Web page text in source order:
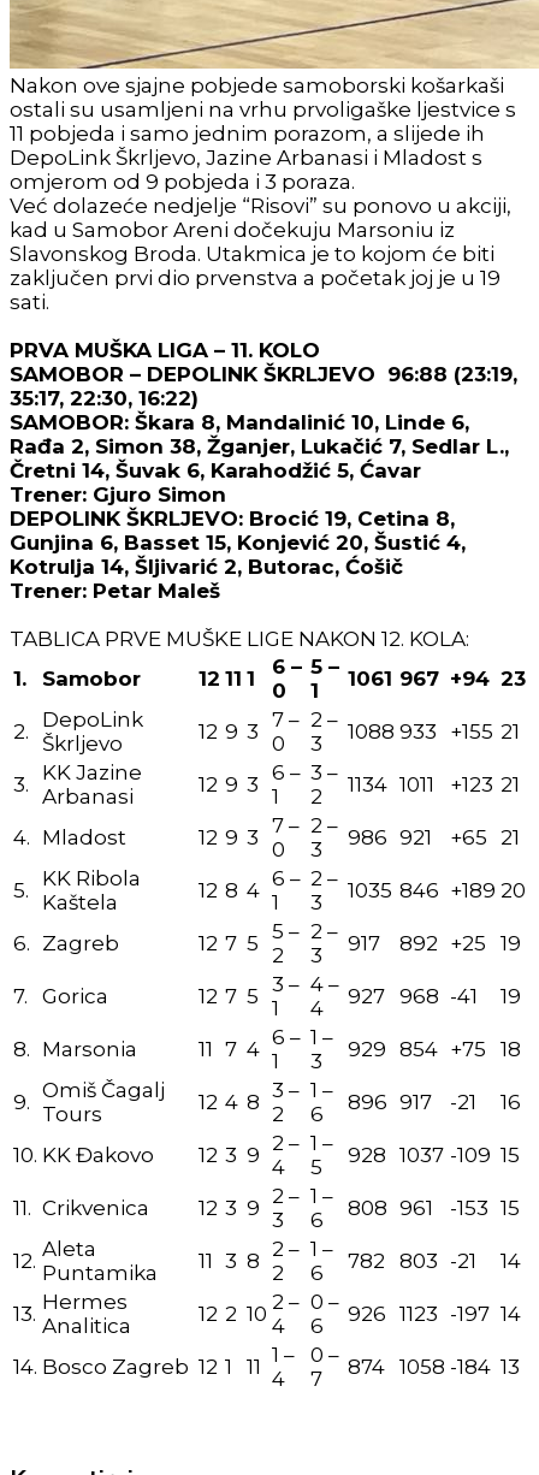
Nakon ove sjajne pobjede samoborski košarkaši
ostali su usamljeni na vrhu prvoligaške ljestvice s
11 pobjeda i samo jednim porazom, a slijede ih
DepoLink Škrljevo, Jazine Arbanasi i Mladost s
omjerom od 9 pobjeda i 3 poraza.
Već dolazeće nedjelje “Risovi” su ponovo u akciji,
kad u Samobor Areni dočekuju Marsoniu iz
Slavonskog Broda. Utakmica je to kojom će biti
zaključen prvi dio prvenstva a početak joj je u 19
sati.
PRVA MUŠKA LIGA – 11. KOLO
SAMOBOR – DEPOLINK ŠKRLJEVO 96:88 (23:19,
35:17, 22:30, 16:22)
SAMOBOR: Škara 8, Mandalinić 10, Linde 6,
Rađa 2, Simon 38, Žganjer, Lukačić 7, Sedlar L.,
Čretni 14, Šuvak 6, Karahodžić 5, Ćavar
Trener: Gjuro Simon
DEPOLINK ŠKRLJEVO: Brocić 19, Cetina 8,
Gunjina 6, Basset 15, Konjević 20, Šustić 4,
Kotrulja 14, Šljivarić 2, Butorac, Ćošič
Trener: Petar Maleš
TABLICA PRVE MUŠKE LIGE NAKON 12. KOLA:
1.
Samobor 12 11 1
6 –
0
5 –
1
1061 967 +94 23
2.
DepoLink
Škrljevo
12 9 3 7 –
0
2 –
3
1088 933 +155 21
3.
KK Jazine
Arbanasi
12 9 3 6 –
1
3 –
2
1134 1011 +123 21
4. Mladost 12 9 3 7 –
0
2 –
3
986 921 +65 21
5.
KK Ribola
Kaštela
12 8 4 6 –
1
2 –
3
1035 846 +189 20
6. Zagreb 12 7 5 5 –
2
2 –
3
917 892 +25 19
7. Gorica 12 7 5 3 –
1
4 –
4
927 968 -41 19
8. Marsonia 11 7 4 6 –
1
1 –
3
929 854 +75 18
9. Omiš Čagalj
Tours
12 4 8 3 –
2
1 –
6
896 917 -21 16
10. KK Đakovo 12 3 9 2 –
4
1 –
5
928 1037 -109 15
11. Crikvenica 12 3 9 2 –
3
1 –
6
808 961 -153 15
12. Aleta
Puntamika
11 3 8 2 –
2
1 –
6
782 803 -21 14
13. Hermes
Analitica
12 2 10 2 –
4
0 –
6
926 1123 -197 14
14. Bosco Zagreb 12 1 11 1 –
4
0 –
7
874 1058 -184 13